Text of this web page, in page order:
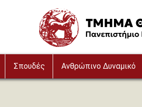
Image
Σπουδές Ανθρώπινο Δυναμικό